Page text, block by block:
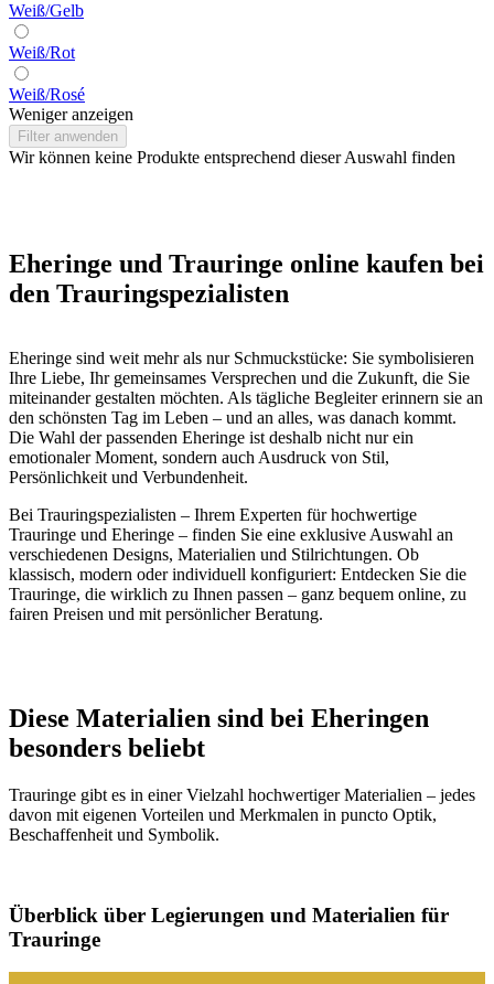
Weiß/Gelb
Weiß/Rot
Weiß/Rosé
Weniger anzeigen
Filter anwenden
Wir können keine Produkte entsprechend dieser Auswahl finden
Eheringe und Trauringe online kaufen bei
den Trauringspezialisten
Eheringe sind weit mehr als nur Schmuckstücke: Sie symbolisieren
Ihre Liebe, Ihr gemeinsames Versprechen und die Zukunft, die Sie
miteinander gestalten möchten. Als tägliche Begleiter erinnern sie an
den schönsten Tag im Leben – und an alles, was danach kommt.
Die Wahl der passenden Eheringe ist deshalb nicht nur ein
emotionaler Moment, sondern auch Ausdruck von Stil,
Persönlichkeit und Verbundenheit.
Bei Trauringspezialisten – Ihrem Experten für hochwertige
Trauringe und Eheringe – finden Sie eine exklusive Auswahl an
verschiedenen Designs, Materialien und Stilrichtungen. Ob
klassisch, modern oder individuell konfiguriert: Entdecken Sie die
Trauringe, die wirklich zu Ihnen passen – ganz bequem online, zu
fairen Preisen und mit persönlicher Beratung.
Diese Materialien sind bei Eheringen
besonders beliebt
Trauringe gibt es in einer Vielzahl hochwertiger Materialien – jedes
davon mit eigenen Vorteilen und Merkmalen in puncto Optik,
Beschaffenheit und Symbolik.
Überblick über Legierungen und Materialien für
Trauringe